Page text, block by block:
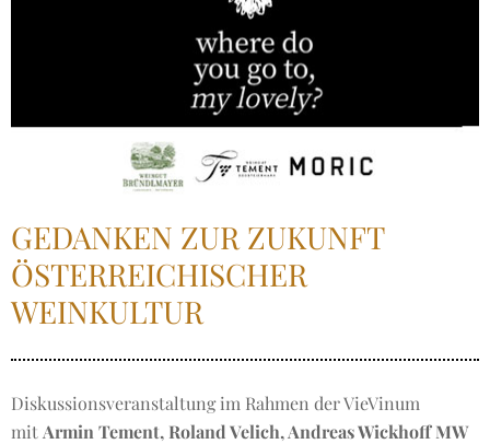
GEDANKEN ZUR ZUKUNFT
ÖSTERREICHISCHER
WEINKULTUR
Diskussionsveranstaltung im Rahmen der VieVinum
mit Armin Tement, Roland Velich, Andreas Wickhoff MW